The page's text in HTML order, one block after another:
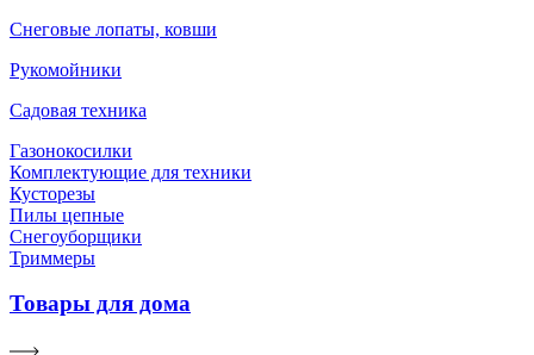
Снеговые лопаты, ковши
Рукомойники
Садовая техника
Газонокосилки
Комплектующие для техники
Кусторезы
Пилы цепные
Снегоуборщики
Триммеры
Товары для дома